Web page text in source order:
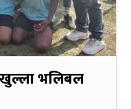
खुल्ला भलिबल